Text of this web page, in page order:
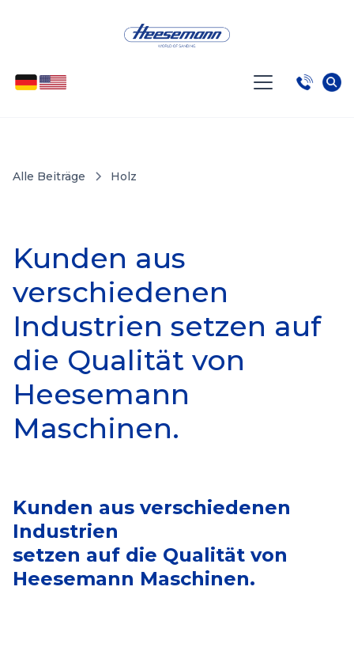
Alle Beiträge Holz
Kunden aus
verschiedenen
Industrien setzen auf
die Qualität von
Heesemann
Maschinen.
Kunden aus verschiedenen
Industrien
setzen auf die Qualität von
Heesemann Maschinen.